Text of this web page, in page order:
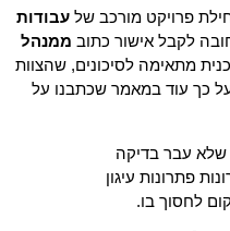
פרויקט מורכב של עבודות
לקבל אישור כתוב ממנהל
מתאימה לסיכונים, שהצוות
על כך עוד במאמר שכתבנו על
שלא עבר בדיקה
פתרונות עיגון
לחסוך בו.